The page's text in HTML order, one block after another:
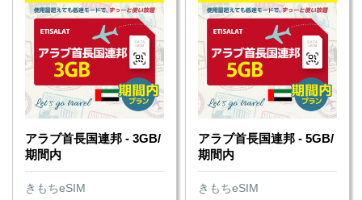
アラブ首長国連邦 - 3GB/
期間内
きもちeSIM
アラブ首長国連邦 - 5GB/
期間内
きもちeSIM